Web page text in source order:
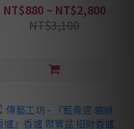
NT$880 ~ NT$2,800
NT$3,100